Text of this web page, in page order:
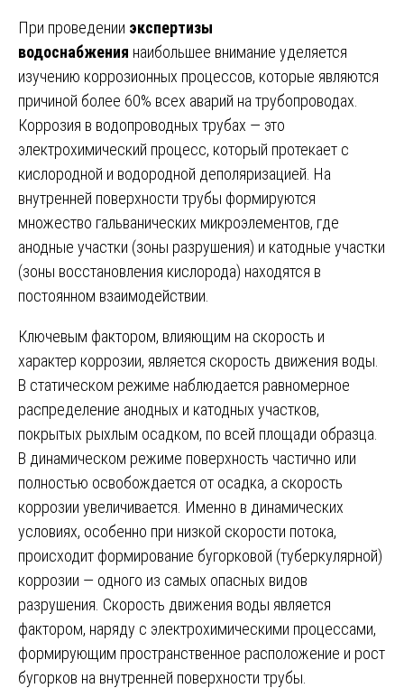
При проведении экспертизы
водоснабжения наибольшее внимание уделяется
изучению коррозионных процессов, которые являются
причиной более 60% всех аварий на трубопроводах.
Коррозия в водопроводных трубах — это
электрохимический процесс, который протекает с
кислородной и водородной деполяризацией. На
внутренней поверхности трубы формируются
множество гальванических микроэлементов, где
анодные участки (зоны разрушения) и катодные участки
(зоны восстановления кислорода) находятся в
постоянном взаимодействии.
Ключевым фактором, влияющим на скорость и
характер коррозии, является скорость движения воды.
В статическом режиме наблюдается равномерное
распределение анодных и катодных участков,
покрытых рыхлым осадком, по всей площади образца.
В динамическом режиме поверхность частично или
полностью освобождается от осадка, а скорость
коррозии увеличивается. Именно в динамических
условиях, особенно при низкой скорости потока,
происходит формирование бугорковой (туберкулярной)
коррозии — одного из самых опасных видов
разрушения. Скорость движения воды является
фактором, наряду с электрохимическими процессами,
формирующим пространственное расположение и рост
бугорков на внутренней поверхности трубы.